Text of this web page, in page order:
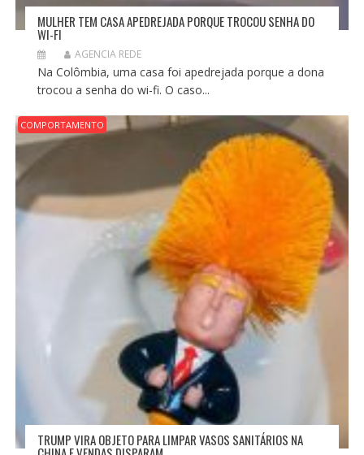
MULHER TEM CASA APEDREJADA PORQUE TROCOU SENHA DO
WI-FI
AGENCIA REDE
Na Colômbia, uma casa foi apedrejada porque a dona
trocou a senha do wi-fi. O caso...
COMPORTAMENTO
TRUMP VIRA OBJETO PARA LIMPAR VASOS SANITÁRIOS NA